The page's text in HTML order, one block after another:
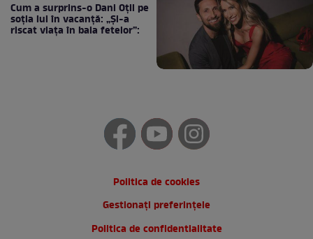
Cum a surprins-o Dani Oțil pe
soția lui în vacanță: „Și-a
riscat viața în baia fetelor”:
Politica de cookies
Gestionați preferințele
Politica de confidentialitate